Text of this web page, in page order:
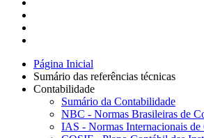
Página Inicial
Sumário das referências técnicas
Contabilidade
Sumário da Contabilidade
NBC - Normas Brasileiras de
IAS - Normas Internacionais de